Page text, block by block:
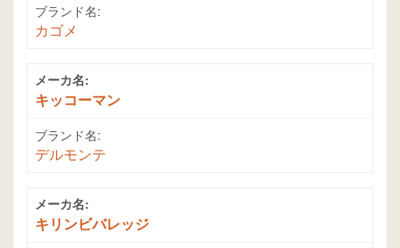
ブランド名:
カゴメ
メーカ名:
キッコーマン
ブランド名:
デルモンテ
メーカ名:
キリンビバレッジ